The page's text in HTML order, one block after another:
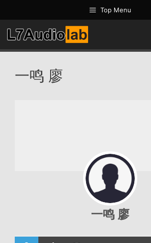
至
内
容
Top Menu
一鸣 廖
一鸣 廖